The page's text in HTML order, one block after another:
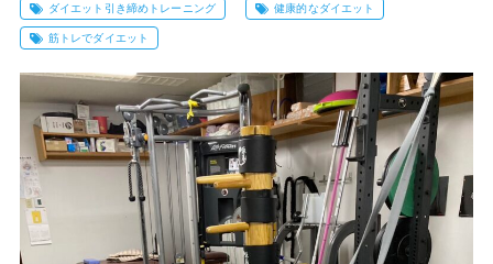
ダイエット引き締めトレーニング 健康的なダイエット
筋トレでダイエット